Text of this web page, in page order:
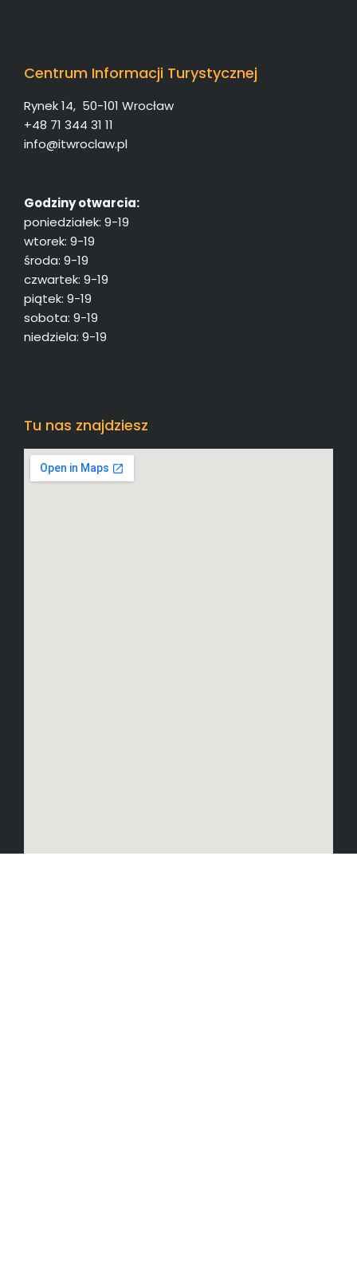
Centrum Informacji Turystycznej
Rynek 14, 50-101 Wrocław
+48 71 344 31 11
info@itwroclaw.pl
Godziny otwarcia:
poniedziałek: 9-19
wtorek: 9-19
środa: 9-19
czwartek: 9-19
piątek: 9-19
sobota: 9-19
niedziela: 9-19
Tu nas znajdziesz